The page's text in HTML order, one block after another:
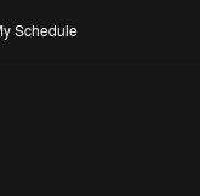
Schedule